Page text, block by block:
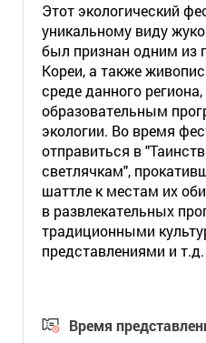
Этот экологический
уникальному виду
был признан одним из
Кореи, а также
среде данного
образовательным
экологии. Во время
отправиться в
светлячкам",
шаттле к местам их
в развлекательных
традиционными
представлениями и т.д.
Время